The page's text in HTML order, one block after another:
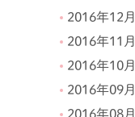
2016年12月
2016年11月
2016年10月
2016年09月
2016年08月